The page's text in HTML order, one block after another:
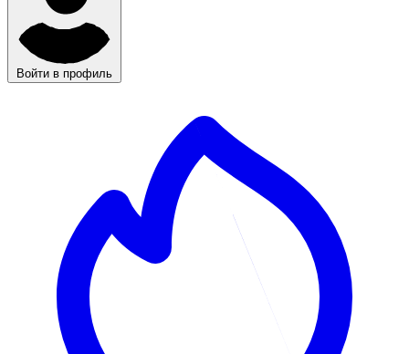
Войти в профиль